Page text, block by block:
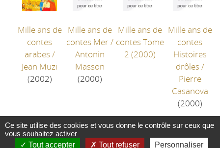
Mille ans de
contes
arabes /
Jean Muzi
(2002)
Mille ans de
contes Mer/
Antonin
Masson
(2000)
Mille ans de
contes Tome
2 (2000)
Mille ans de
contes
Histoires
drôles /
Pierre
Casanova
(2000)
Ce site utilise des cookies et vous donne le contrôle sur ceux que
vous souhaitez activer
Tout accepter
Tout refuser Personnaliser